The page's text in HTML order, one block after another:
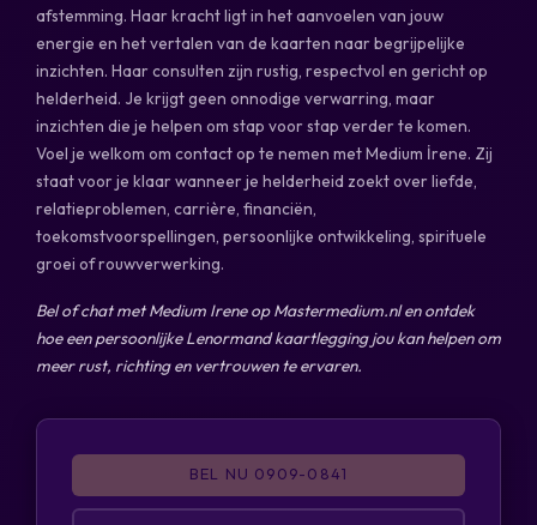
afstemming. Haar kracht ligt in het aanvoelen van jouw
energie en het vertalen van de kaarten naar begrijpelijke
inzichten. Haar consulten zijn rustig, respectvol en gericht op
helderheid. Je krijgt geen onnodige verwarring, maar
inzichten die je helpen om stap voor stap verder te komen.
Voel je welkom om contact op te nemen met Medium İrene. Zij
staat voor je klaar wanneer je helderheid zoekt over liefde,
relatieproblemen, carrière, financiën,
toekomstvoorspellingen, persoonlijke ontwikkeling, spirituele
groei of rouwverwerking.
Bel of chat met Medium Irene op Mastermedium.nl en ontdek
hoe een persoonlijke Lenormand kaartlegging jou kan helpen om
meer rust, richting en vertrouwen te ervaren.
BEL NU 0909-0841